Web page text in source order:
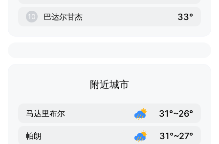
10 巴达尔甘杰 33°
附近城市
马达里布尔 31°~26°
帕朗 31°~27°